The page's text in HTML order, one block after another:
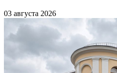
03 августа 2026